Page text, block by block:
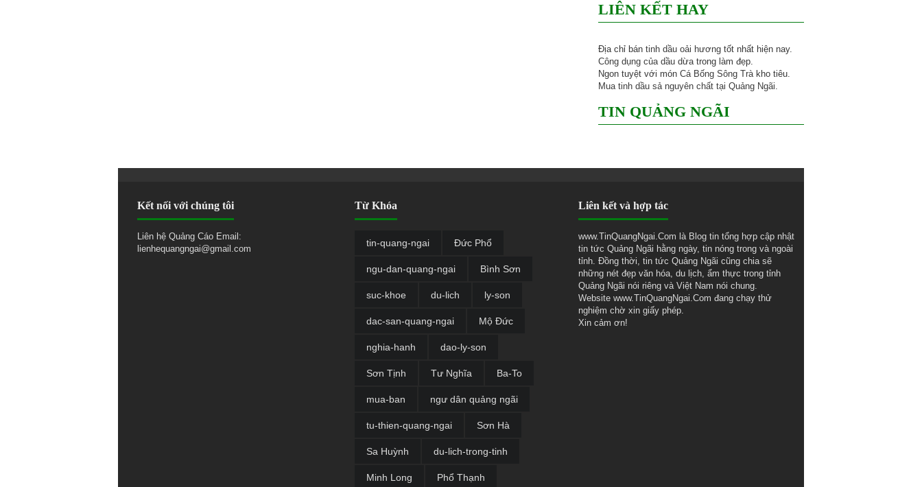
LIÊN KẾT HAY
Địa chỉ bán tinh dầu oải hương tốt nhất hiện nay.
Công dụng của dầu dừatrong làm đẹp.
Ngon tuyệt với món Cá Bống Sông Tràkho tiêu.
Mua tinh dầu sả nguyên chất tại Quảng Ngãi.
TIN QUẢNG NGÃI
Kết nối với chúng tôi
Liên hệ Quảng Cáo Email:
lienhequangngai@gmail.com
Từ Khóa
tin-quang-ngai Đức Phổ
ngu-dan-quang-ngai Bình Sơn
suc-khoe du-lich ly-son
dac-san-quang-ngai Mộ Đức
nghia-hanh dao-ly-son
Sơn Tịnh Tư Nghĩa Ba-To
mua-ban ngư dân quảng ngãi
tu-thien-quang-ngai Sơn Hà
Sa Huỳnh du-lich-trong-tinh
Minh Long Phổ Thạnh
Liên kết và hợp tác
www.TinQuangNgai.Com là Blog tin tổng hợp cập nhật
tin tức Quảng Ngãi hằng ngày, tin nóng trong và ngoài
tỉnh. Đồng thời, tin tức Quảng Ngãi cũng chia sẽ
những nét đẹp văn hóa, du lịch, ẩm thực trong tỉnh
Quảng Ngãi nói riêng và Việt Nam nói chung.
Website www.TinQuangNgai.Com đang chạy thử
nghiệm chờ xin giấy phép.
Xin cảm ơn!